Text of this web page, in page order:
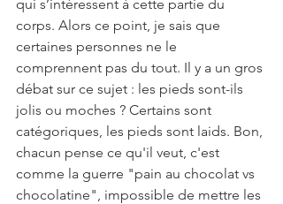
qui s’intéressent à cette partie du
corps. Alors ce point, je sais que
certaines personnes ne le
comprennent pas du tout. Il y a un gros
débat sur ce sujet : les pieds sont-ils
jolis ou moches ? Certains sont
catégoriques, les pieds sont laids. Bon,
chacun pense ce qu'il veut, c'est
comme la guerre "pain au chocolat vs
chocolatine", impossible de mettre les